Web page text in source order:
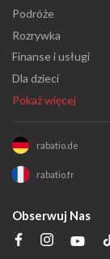
Podróże
Rozrywka
Finanse i usługi
Dla dzieci
Pokaż więcej
rabatio.de
rabatio.fr
Obserwuj Nas